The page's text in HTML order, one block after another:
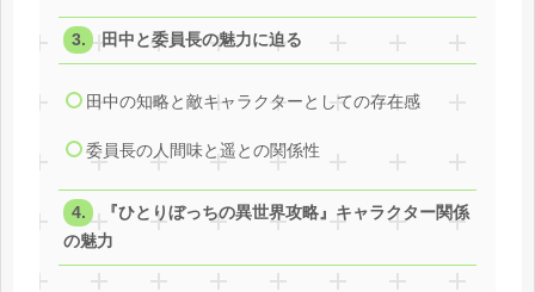
田中と委員長の魅力に迫る
田中の知略と敵キャラクターとしての存在感
委員長の人間味と遥との関係性
『ひとりぼっちの異世界攻略』キャラクター関係
の魅力